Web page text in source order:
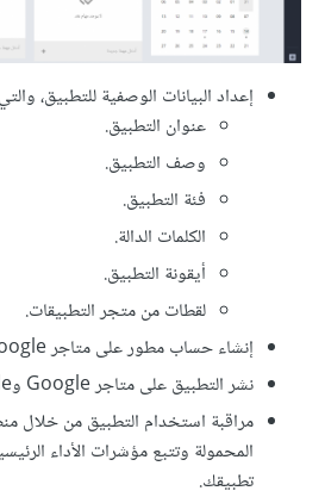
إعداد البيانات الوصفية للتطبيق،
عنوان التطبيق.
وصف التطبيق.
فئة التطبيق.
الكلمات الدالة.
أيقونة التطبيق.
لقطات من متجر التطبيقات.
إنشاء حساب مطور على متاجر Google وApple.
نشر التطبيق على متاجر Google وApple.
مراقبة استخدام التطبيق من خلال
تطبيقك.